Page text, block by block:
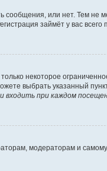
сообщения, или нет. Тем не
займёт у вас
некоторое
выбрать указанный
входить при каждом
модераторам и